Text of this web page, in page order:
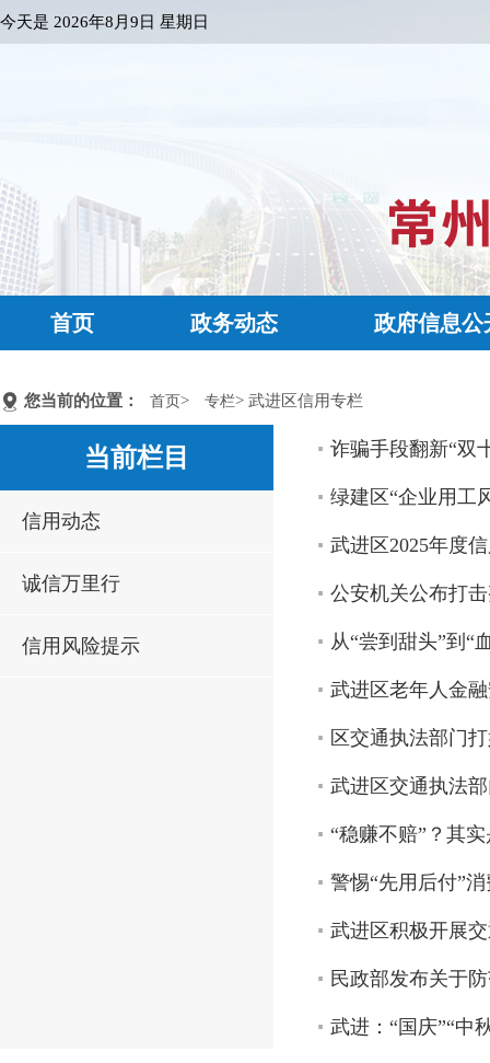
今天是 2026年8月9日 星期日
首页 政务动态 政府信息公
您当前的位置： 首页> 专栏> 武进区信用专栏
当前栏目
信用动态
诚信万里行
信用风险提示
诈骗手段翻新“双
绿建区“企业用工
武进区2025年度
公安机关公布打
从“尝到甜头”到“
武进区老年人金
区交通执法部门
武进区交通执法
“稳赚不赔”？其
警惕“先用后付”
武进区积极开展
民政部发布关于
武进：“国庆”“中